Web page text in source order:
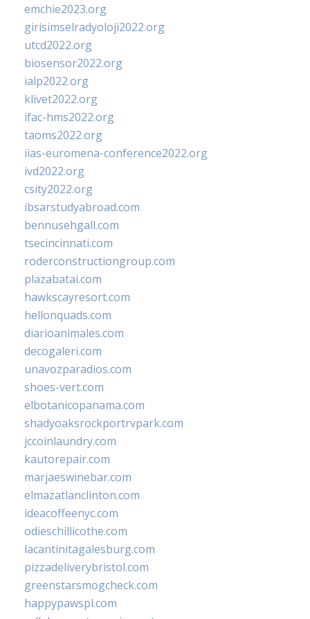
emchie2023.org
girisimselradyoloji2022.org
utcd2022.org
biosensor2022.org
ialp2022.org
klivet2022.org
ifac-hms2022.org
taoms2022.org
iias-euromena-conference2022.org
ivd2022.org
csity2022.org
ibsarstudyabroad.com
bennusehgall.com
tsecincinnati.com
roderconstructiongroup.com
plazabatai.com
hawkscayresort.com
hellonquads.com
diarioanimales.com
decogaleri.com
unavozparadios.com
shoes-vert.com
elbotanicopanama.com
shadyoaksrockportrvpark.com
jccoinlaundry.com
kautorepair.com
marjaeswinebar.com
elmazatlanclinton.com
ideacoffeenyc.com
odieschillicothe.com
lacantinitagalesburg.com
pizzadeliverybristol.com
greenstarsmogcheck.com
happypawspl.com